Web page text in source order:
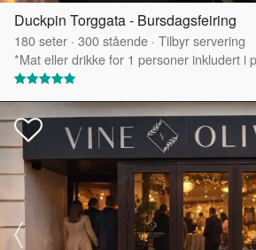
Duckpin Torggata - Bursdagsfeiring
180seter · 300stående · Tilbyr servering
*Mat eller drikke for 1 personer inkludert i